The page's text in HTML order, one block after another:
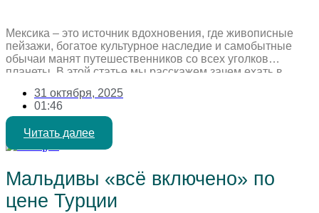
Мексика – это источник вдохновения, где живописные
пейзажи, богатое культурное наследие и самобытные
обычаи манят путешественников со всех уголков
планеты. В этой статье мы расскажем зачем ехать в
лететь в эту страну. Зачем ехать в Мексику Мексика –
популярное туристическое направление, предлагающее
отдых на пляжах […]
31 октября, 2025
01:46
Читать далее
Мальдивы «всё включено» по
цене Турции